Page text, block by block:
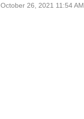
October 26, 2021 11:54 AM